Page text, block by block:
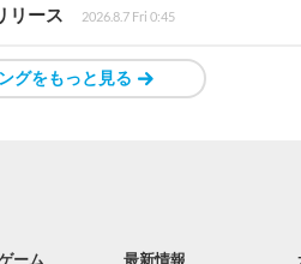
リース
2026.8.7 Fri 0:45
グをもっと見る
ーム 最新情報